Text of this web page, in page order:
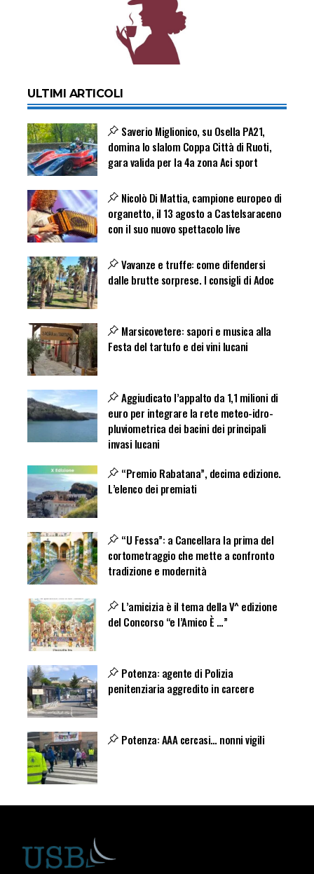
ULTIMI ARTICOLI
Saverio Miglionico, su Osella PA21,
domina lo slalom Coppa Città di Ruoti,
gara valida per la 4a zona Aci sport
Nicolò Di Mattia, campione europeo di
organetto, il 13 agosto a Castelsaraceno
con il suo nuovo spettacolo live
Vavanze e truffe: come difendersi
dalle brutte sorprese. I consigli di Adoc
Marsicovetere: sapori e musica alla
Festa del tartufo e dei vini lucani
Aggiudicato l’appalto da 1,1 milioni di
euro per integrare la rete meteo-idro-
pluviometrica dei bacini dei principali
invasi lucani
“Premio Rabatana”, decima edizione.
L’elenco dei premiati
“U Fessa”: a Cancellara la prima del
cortometraggio che mette a confronto
tradizione e modernità
L’amicizia è il tema della V^ edizione
del Concorso “e l’Amico È …”
Potenza: agente di Polizia
penitenziaria aggredito in carcere
Potenza: AAA cercasi… nonni vigili